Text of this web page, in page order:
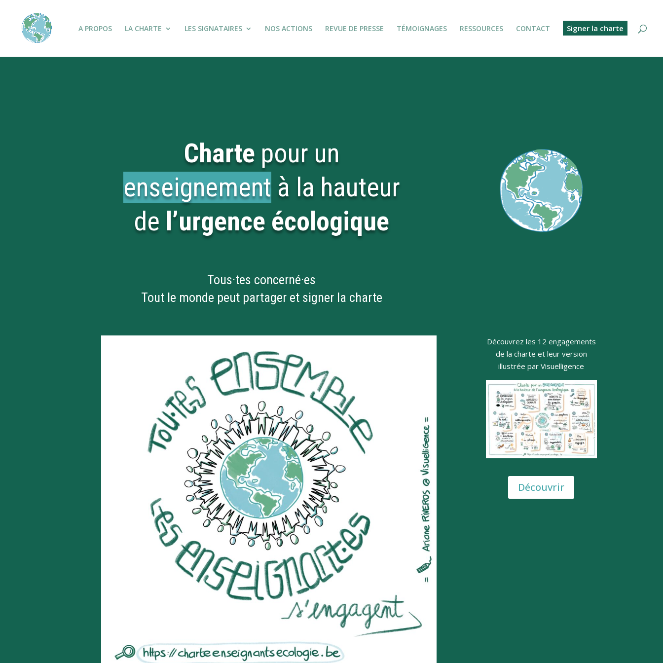
A PROPOS LA CHARTE LES SIGNATAIRES NOS ACTIONS REVUE DE PRESSE TÉMOIGNAGES RESSOURCES CONTACT Signer la charte
Charte pour un
enseignement à la hauteur
de l’urgence écologique
Tous·tes concerné·es
Tout le monde peut partager et signer la charte
Découvrez les 12 engagements
de la charte et leur version
illustrée par Visuelligence
Découvrir